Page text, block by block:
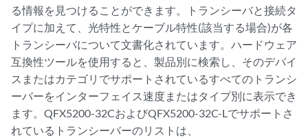
る情報を見つけることができます。トランシーバと接続タ
イプに加えて、光特性とケーブル特性(該当する場合)が各
トランシーバについて文書化されています。ハードウェア
互換性ツールを使用すると、製品別に検索し、そのデバイ
スまたはカテゴリでサポートされているすべてのトランシ
ーバーをインターフェイス速度またはタイプ別に表示でき
ます。QFX5200-32CおよびQFX5200-32C-Lでサポートさ
れているトランシーバーのリストは、